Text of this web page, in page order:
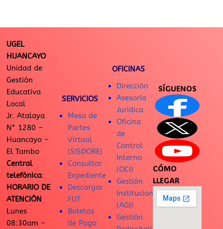
UGEL
HUANCAYO
Unidad de
Gestión
Educativa
Local
Jr. Atalaya
N° 1280 –
Huancayo –
El Tambo
Central
telefónica:
HORARIO DE
ATENCIÓN
Lunes
08:30am –
SERVICIOS
Mesa de
Partes
Virtual
(SISDORE)
Consultar
Expediente
Descargar
FUT
Boletas
de Pago
OFICINAS
Dirección
Asesoría
Jurídica
Oficina
de
Control
Interno
(OCI)
Gestión
Institucional
(AGI)
Gestión
SÍGUENOS
CÓMO
LLEGAR